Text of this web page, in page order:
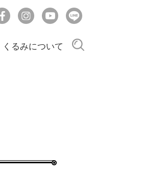
くるみについて